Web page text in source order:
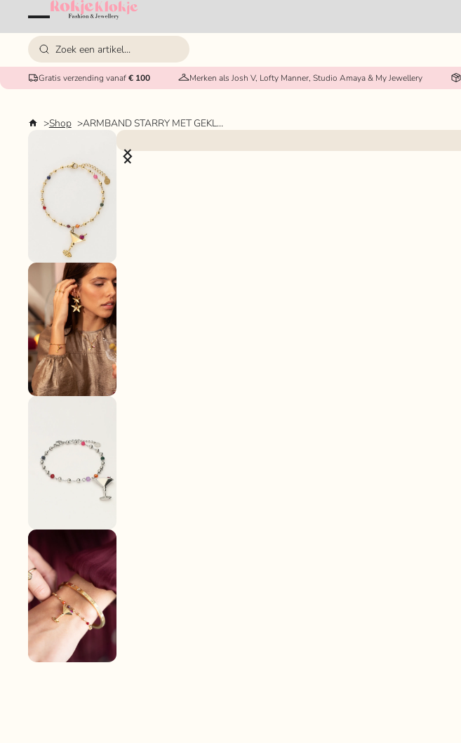
Gratis verzending vanaf€ 100 Merken als Josh V, Lofty Manner, Studio Amaya & My Jewellery
Shop ARMBAND STARRY MET GEKLEURDE KRAALTJES EN COCKTAIL MY JEWELLERY